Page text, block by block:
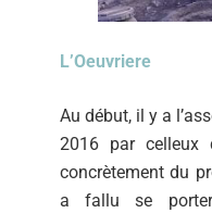
L’Oeuvriere
Au début, il y a
2016 par celleux
concrètement du
a fallu se porter